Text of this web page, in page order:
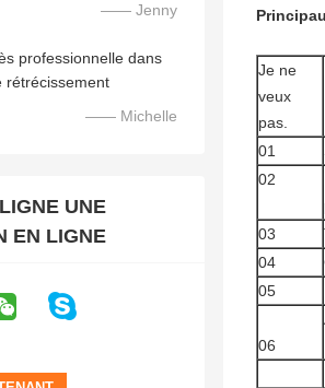
—— Jenny
professionnelle dans
rétrécissement
—— Michelle
UNE
EN LIGNE
Je ne
veux
pas.
01
02
03
04
05
06